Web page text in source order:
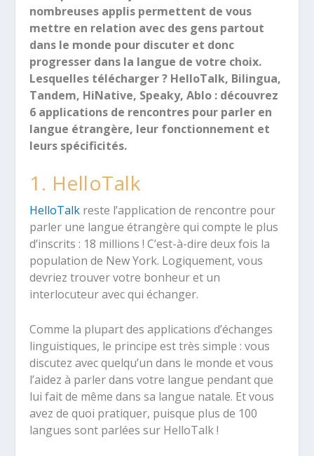
nombreuses applis permettent de vous
mettre en relation avec des gens partout
dans le monde pour discuter et donc
progresser dans la langue de votre choix.
Lesquelles télécharger ? HelloTalk, Bilingua,
Tandem, HiNative, Speaky, Ablo : découvrez
6 applications de rencontres pour parler en
langue étrangère, leur fonctionnement et
leurs spécificités.
1. HelloTalk
HelloTalk reste l’application de rencontre pour
parler une langue étrangère qui compte le plus
d’inscrits : 18 millions ! C’est-à-dire deux fois la
population de New York. Logiquement, vous
devriez trouver votre bonheur et un
interlocuteur avec qui échanger.
Comme la plupart des applications d’échanges
linguistiques, le principe est très simple : vous
discutez avec quelqu’un dans le monde et vous
l’aidez à parler dans votre langue pendant que
lui fait de même dans sa langue natale. Et vous
avez de quoi pratiquer, puisque plus de 100
langues sont parlées sur HelloTalk !